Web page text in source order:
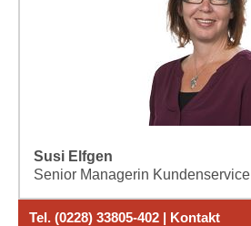
Susi Elfgen
Senior Managerin Kundenservice
Tel. (0228) 33805-402 | Kontakt